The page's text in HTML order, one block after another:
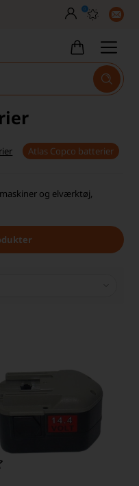
på Trustpilot
0
Atlas Copco batterier
og elværktøj,